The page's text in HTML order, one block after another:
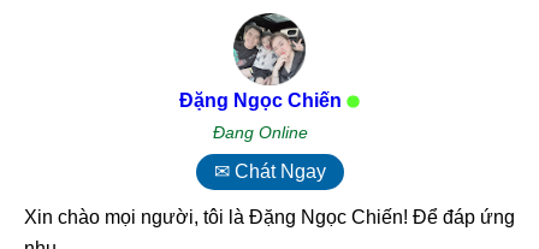
Đặng Ngọc Chiến
Đang Online
✉ Chát Ngay
Xin chào mọi người, tôi là Đặng Ngọc Chiến! Để đáp ứng